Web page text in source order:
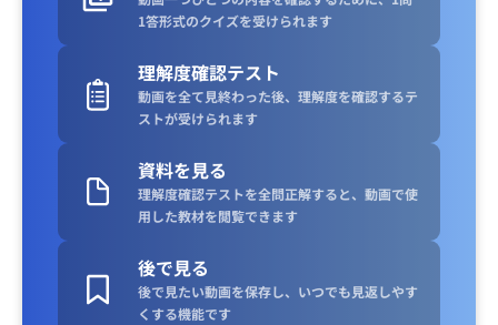
1答形式のクイズを受けられます
理解度確認テスト
動画を全て見終わった後、理解度を確認するテ
ストが受けられます
資料を見る
理解度確認テストを全問正解すると、動画で使
用した教材を閲覧できます
後で見る
後で見たい動画を保存し、いつでも見返しやす
くする機能です